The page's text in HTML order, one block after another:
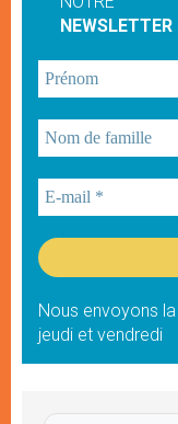
Nous envoyons
jeudi et vendredi